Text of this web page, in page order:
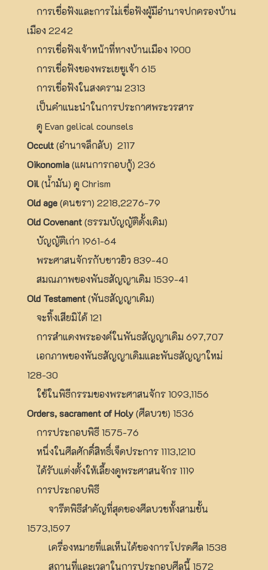
การเชื่อฟังและการไม่เชื่อฟังผู้มีอำนาจปกครองบ้าน
เมือง 2242
การเชื่อฟังเจ้าหน้าที่ทางบ้านเมือง 1900
การเชื่อฟังของพระเยซูเจ้า 615
การเชื่อฟังในสงคราม 2313
เป็นคำแนะนำในการประกาศพระวรสาร
ดู Evan gelical counsels
Occult(อำนาจลึกลับ) 2117
Oikonomia(แผนการกอบกู้) 236
Oil(น้ำมัน) ดู Chrism
Old age(คนชรา) 2218,2276-79
Old Covenant(ธรรมบัญญัติดั้งเดิม)
บัญญัติเก่า 1961-64
พระศาสนจักรกับชาวยิว 839-40
สมณภาพของพันธสัญญาเดิม 1539-41
Old Testament(พันธสัญญาเดิม)
จะทิ้งเสียมิได้ 121
การสำแดงพระองค์ในพันธสัญญาเดิม 697,707
เอกภาพของพันธสัญญาเดิมและพันธสัญญาใหม่
128-30
ใช้ในพิธีกรรมของพระศาสนจักร 1093,1156
Orders, sacrament of Holy(ศีลบวช) 1536
การประกอบพิธี 1575-76
หนึ่งในศีลศักดิ์สิทธิ์เจ็ดประการ 1113,1210
ได้รับแต่งตั้งให้เลี้ยงดูพระศาสนจักร 1119
การประกอบพิธี
จารีตพิธีสำคัญที่สุดของศีลบวชทั้งสามขั้น
1573,1597
เครื่องหมายที่แลเห็นได้ของการโปรดศีล 1538
สถานที่และเวลาในการประกอบศีลนี้ 1572